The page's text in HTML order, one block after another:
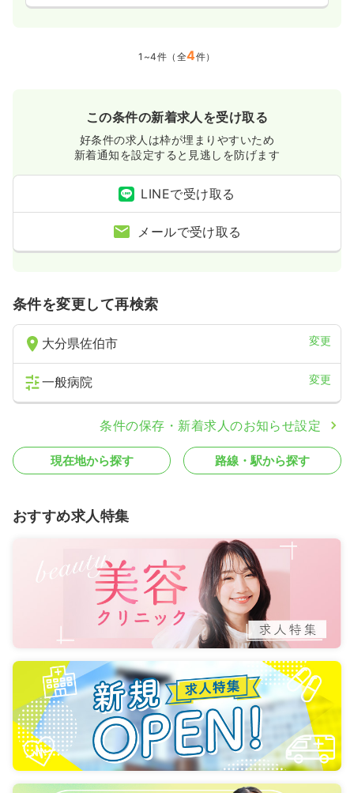
1~4件（全4件）
この条件の新着求人を受け取る
好条件の求人は枠が埋まりやすいため
新着通知を設定すると見逃しを防げます
LINEで受け取る
メールで受け取る
条件を変更して再検索
大分県佐伯市 変更
一般病院 変更
条件の保存・新着求人のお知らせ設定
現在地から探す 路線・駅から探す
おすすめ求人特集